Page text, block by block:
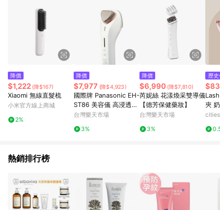
主。 7. 點數回饋將依照蝦皮提供扣除折價券、運費與蝦幣後之最
終金額進行計算。 8. 同一商品品項(即便不同尺寸規格)，皆會計
入同一筆返點上限進行計算 9. 用戶需於同一瀏覽器進行交易（若
自動跳轉 APP，請在 APP交易）。 10. 若使用不同物流或付款方
式，將拆分成不同筆訂單編號發送通知。 11. 若使用折價券折抵，
可能會有攤提折抵導致訂單金額些微落差 12. 蝦皮會將LINE的導
購跳轉紀錄與蝦皮的會員ID進行綁定，若後續七天內未透過其他
會被蝦皮認列為該LINE用戶導購跳轉時所成立之訂單。 13. 若同
一用戶使用一個以上蝦皮帳號透過LINE購物進行導購，將可能導
致無法收到導購通知，亦可能無法收到點數，再請留意。 14. 請
注意以下行為將可能導致無法取得 LINE POINTS 點數回饋資格：
使用非指定之途徑及方式完成交易，或經由蝦皮系統判斷點擊路
徑不符合回饋資格或規則者。 15. 若有贈點爭議，請務必於訂單
LINE購物訂單紀錄已呈現：「非本次前往蝦皮商店之品項，不符
合回饋資格」，則不受理此案件。 [注意事項] 1.如導購途中用戶
由網頁版(電腦版/手機版網頁)切換為 App 會造成追蹤中斷而無法
進行 LINE POINTS 回饋 2.若購買過程中關閉蝦皮APP，則需重
新透過LINE購物前往蝦皮商城，否則無法進行LINE POINTS 回
饋。 / 3.如用戶先前往蝦皮商城將商品加入購物車，後續透過
降價
$1,222 (降$167)
Xiaomi 無線直髮梳
小米官方線上商城
2%
降價
$7,977 (降$4,923)
國際牌 Panasonic EH-
ST86 美容儀 高浸透型
eh st86 美容家電 日本
台灣樂天市場
3%
降價
$6,990 (降$7,810)
芮妮絲 花漾煥采雙導儀
【德芳保健藥妝】
台灣樂天市場
3%
歷
夾
熱銷排行榜